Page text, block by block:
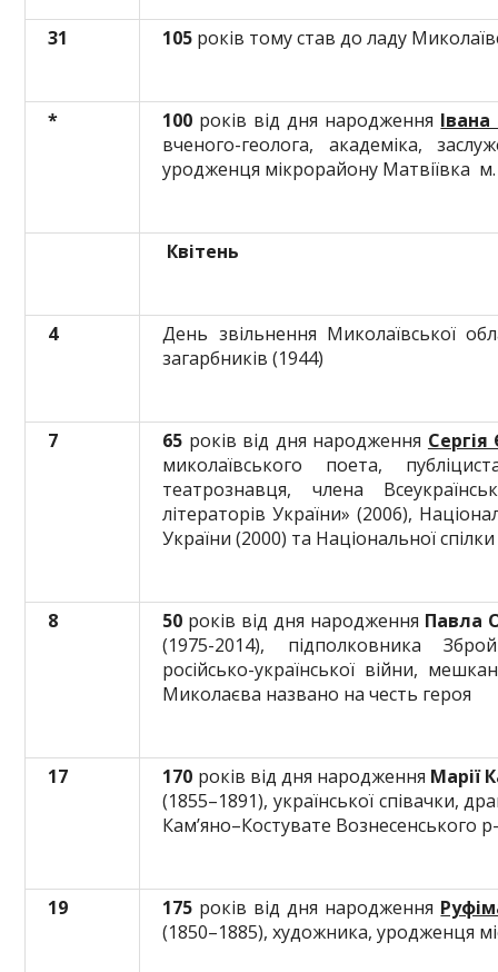
31 105 років тому став до ладу
* 100 років від дня народження
вченого-геолога, академіка,
уродженця мікрорайону Матвіївка
Квітень
4
День звільнення Миколаївської
загарбників (1944)
7 65 років від дня народження
миколаївського поета,
театрознавця, члена
літераторів України» (2006),
України (2000) та Національної
8 50 років від дня народження Павла
(1975-2014), підполковника
російсько-української війни,
Миколаєва названо на честь героя
17 170 років від дня народження Марії
(1855–1891), української співачки,
Кам’яно–Костувате Вознесенського
19 175 років від дня народження
(1850–1885), художника, уродженця